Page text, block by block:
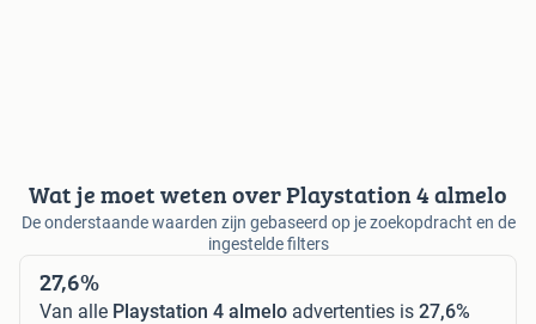
Wat je moet weten over Playstation 4 almelo
De onderstaande waarden zijn gebaseerd op je zoekopdracht en de
ingestelde filters
27,6%
Van alle Playstation 4 almelo advertenties is 27,6%